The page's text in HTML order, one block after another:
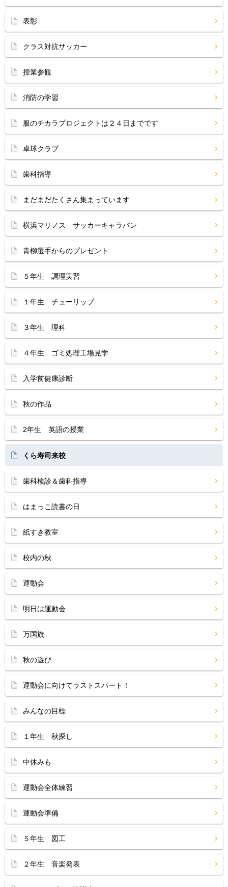
表彰
クラス対抗サッカー
授業参観
消防の学習
服のチカラプロジェクトは２４日までです
卓球クラブ
歯科指導
まだまだたくさん集まっています
横浜マリノス サッカーキャラバン
青柳選手からのプレゼント
５年生 調理実習
１年生 チューリップ
３年生 理科
４年生 ゴミ処理工場見学
入学前健康診断
秋の作品
2年生 英語の授業
くら寿司来校
歯科検診＆歯科指導
はまっこ読書の日
紙すき教室
校内の秋
運動会
明日は運動会
万国旗
秋の遊び
運動会に向けてラストスパート！
みんなの目標
１年生 秋探し
中休みも
運動会全体練習
運動会準備
５年生 図工
２年生 音楽発表